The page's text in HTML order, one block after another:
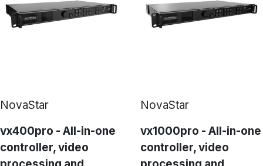
NovaStar
vx400pro - All-in-one
controller, video
NovaStar
vx1000pro - All-in-one
controller, video